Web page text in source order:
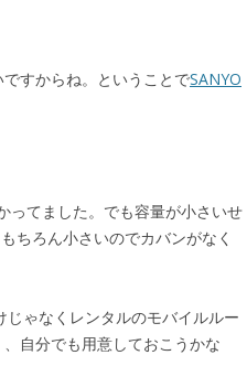
すからね。ということでSANYO
ってました。でも容量が小さいせ
ちろん小さいのでカバンがなく
ゃなくレンタルのモバイルルー
自分でも用意しておこうかな